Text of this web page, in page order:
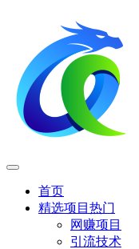
首页
精选项目 热门
网赚项目
引流技术